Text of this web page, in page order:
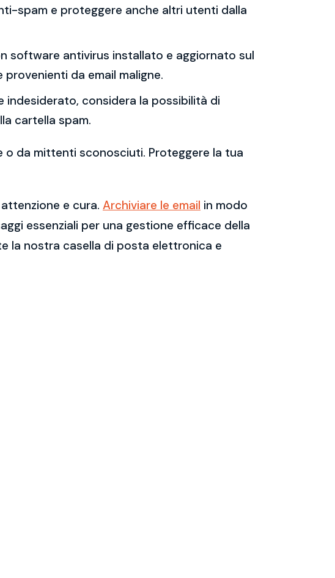
spam e proteggere anche altri utenti dalla
software antivirus installato e aggiornato sul
da email maligne.
indesiderato, considera la possibilità di
cartella spam.
o da mittenti sconosciuti. Proteggere la tua
e cura. Archiviare le email in modo
essenziali per una gestione efficace della
la nostra casella di posta elettronica e